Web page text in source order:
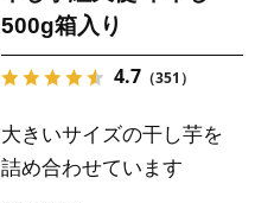
500g箱入り
4.7 （351）
大きいサイズの干し芋を
詰め合わせています